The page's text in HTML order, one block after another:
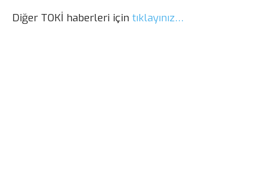
Diğer TOKİ haberleri için tıklayınız…